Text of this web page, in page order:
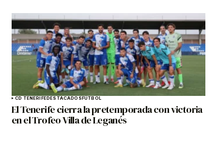
CD TENERIFEDESTACADOSFÚTBOL
El Tenerife cierra la pretemporada con victoria
en el Trofeo Villa de Leganés